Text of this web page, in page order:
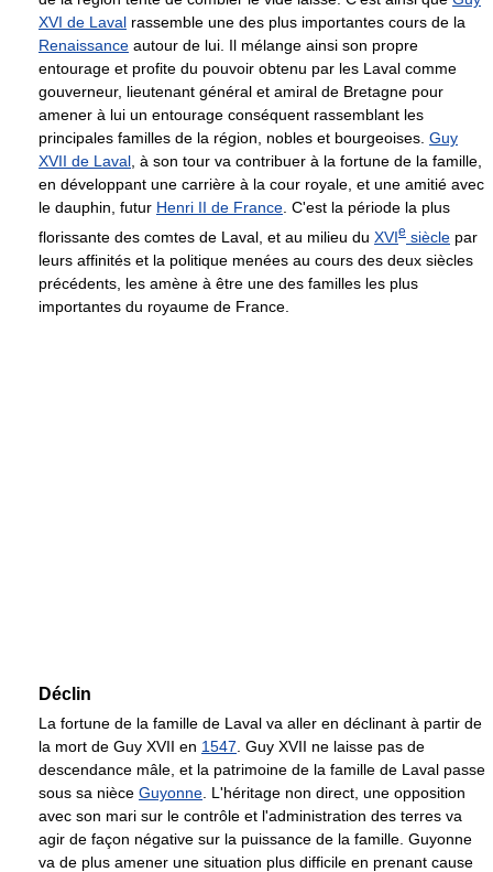
XVI de Laval rassemble une des plus importantes cours de la
Renaissance autour de lui. Il mélange ainsi son propre
entourage et profite du pouvoir obtenu par les Laval comme
gouverneur, lieutenant général et amiral de Bretagne pour
amener à lui un entourage conséquent rassemblant les
principales familles de la région, nobles et bourgeoises. Guy
XVII de Laval , à son tour va contribuer à la fortune de la famille,
en développant une carrière à la cour royale, et une amitié avec
le dauphin, futur Henri II de France . C'est la période la plus
florissante des comtes de Laval, et au milieu du XVIe siècle par
leurs affinités et la politique menées au cours des deux siècles
précédents, les amène à être une des familles les plus
importantes du royaume de France.
Déclin
La fortune de la famille de Laval va aller en déclinant à partir de
la mort de Guy XVII en 1547 . Guy XVII ne laisse pas de
descendance mâle, et la patrimoine de la famille de Laval passe
sous sa nièce Guyonne . L'héritage non direct, une opposition
avec son mari sur le contrôle et l'administration des terres va
agir de façon négative sur la puissance de la famille. Guyonne
va de plus amener une situation plus difficile en prenant cause